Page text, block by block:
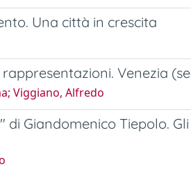
Una città in crescita
Venezia
Viggiano, Alfredo
di Giandomenico Tiepolo.